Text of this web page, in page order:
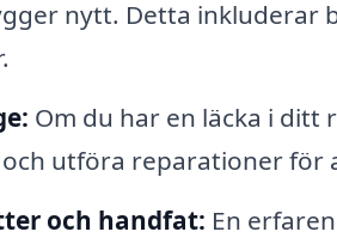
nytt. Detta inkluderar
Om du har en läcka i ditt
utföra reparationer för
och handfat: En